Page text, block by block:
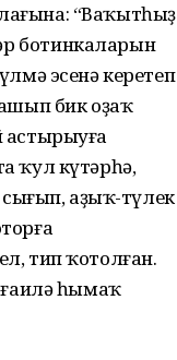
“Ваҡытһыҙ
ботинкаларын
эсенә керетеп
бик оҙаҡ
астырыуға
ҡул күтәрһә,
аҙыҡ-түлек
тип ҡотолған.
ғаилә һымаҡ